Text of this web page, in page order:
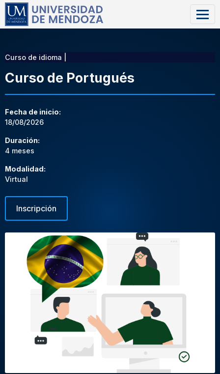
Curso de idioma |
Curso de Portugués
Fecha de inicio:
18/08/2026
Duración:
4 meses
Modalidad:
Virtual
Inscripción